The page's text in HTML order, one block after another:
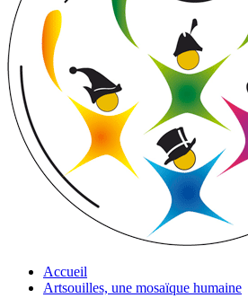
Accueil
Artsouilles, une mosaïque humaine